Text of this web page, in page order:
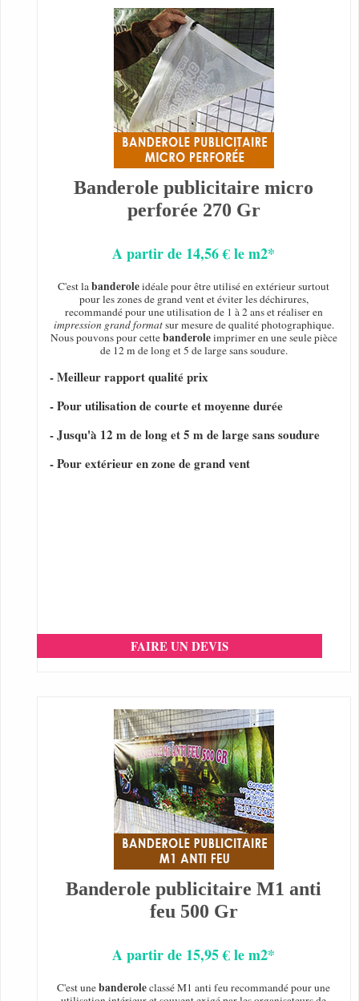
Banderole publicitaire micro
perforée 270 Gr
A partir de 14,56 € le m2*
C'est labanderoleidéale pour être utilisé en extérieur surtout
pour les zones de grand vent et éviter les déchirures,
recommandé pour une utilisation de 1 à 2 ans et réaliser en
impression grand formatsur mesure de qualité photographique.
Nous pouvons pour cettebanderoleimprimer en une seule pièce
de 12 m de long et 5 de large sans soudure.
- Meilleur rapport qualité prix
- Pour utilisation de courte et moyenne durée
- Jusqu'à 12 m de long et 5 m de large sans soudure
- Pour extérieur en zone de grand vent
FAIRE UN DEVIS
Banderole publicitaire M1 anti
feu 500 Gr
A partir de 15,95 € le m2*
C'est unebanderoleclassé M1 anti feu recommandé pour une